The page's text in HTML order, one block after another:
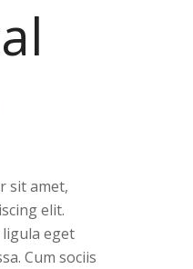
sit amet,
elit.
eget
Cum sociis